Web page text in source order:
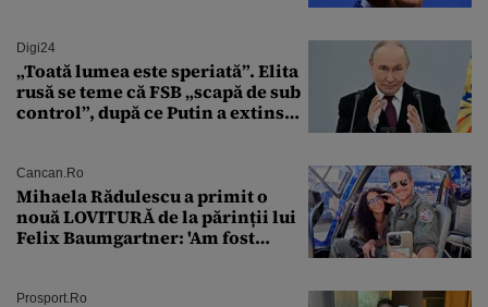
Digi24
„Toată lumea este speriată”. Elita
rusă se teme că FSB „scapă de sub
control”, după ce Putin a extins
Cancan.ro
Mihaela Rădulescu a primit o
nouă LOVITURĂ de la părinții lui
Felix Baumgartner: 'Am fost
Prosport.ro